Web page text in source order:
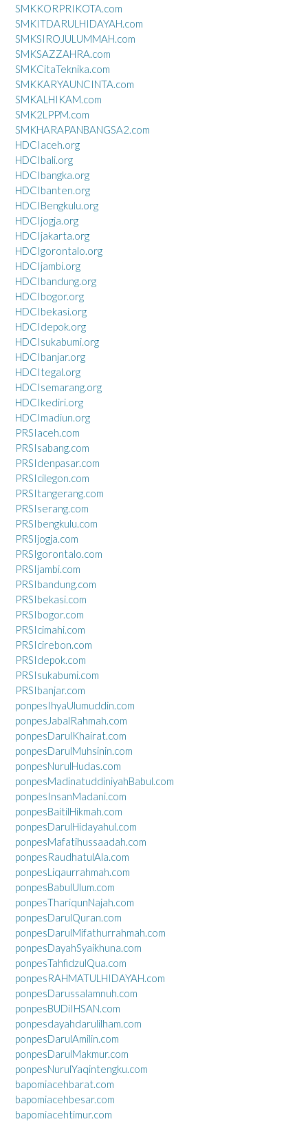
SMKKORPRIKOTA.com
SMKITDARULHIDAYAH.com
SMKSIROJULUMMAH.com
SMKSAZZAHRA.com
SMKCitaTeknika.com
SMKKARYAUNCINTA.com
SMKALHIKAM.com
SMK2LPPM.com
SMKHARAPANBANGSA2.com
HDCIaceh.org
HDCIbali.org
HDCIbangka.org
HDCIbanten.org
HDCIBengkulu.org
HDCIjogja.org
HDCIjakarta.org
HDCIgorontalo.org
HDCIjambi.org
HDCIbandung.org
HDCIbogor.org
HDCIbekasi.org
HDCIdepok.org
HDCIsukabumi.org
HDCIbanjar.org
HDCItegal.org
HDCIsemarang.org
HDCIkediri.org
HDCImadiun.org
PRSIaceh.com
PRSIsabang.com
PRSIdenpasar.com
PRSIcilegon.com
PRSItangerang.com
PRSIserang.com
PRSIbengkulu.com
PRSIjogja.com
PRSIgorontalo.com
PRSIjambi.com
PRSIbandung.com
PRSIbekasi.com
PRSIbogor.com
PRSIcimahi.com
PRSIcirebon.com
PRSIdepok.com
PRSIsukabumi.com
PRSIbanjar.com
ponpesIhyaUlumuddin.com
ponpesJabalRahmah.com
ponpesDarulKhairat.com
ponpesDarulMuhsinin.com
ponpesNurulHudas.com
ponpesMadinatuddiniyahBabul.com
ponpesInsanMadani.com
ponpesBaitilHikmah.com
ponpesDarulHidayahul.com
ponpesMafatihussaadah.com
ponpesRaudhatulAla.com
ponpesLiqaurrahmah.com
ponpesBabulUlum.com
ponpesThariqunNajah.com
ponpesDarulQuran.com
ponpesDarulMifathurrahmah.com
ponpesDayahSyaikhuna.com
ponpesTahfidzulQua.com
ponpesRAHMATULHIDAYAH.com
ponpesDarussalamnuh.com
ponpesBUDiIHSAN.com
ponpesdayahdarulilham.com
ponpesDarulAmilin.com
ponpesDarulMakmur.com
ponpesNurulYaqintengku.com
bapomiacehbarat.com
bapomiacehbesar.com
bapomiacehtimur.com